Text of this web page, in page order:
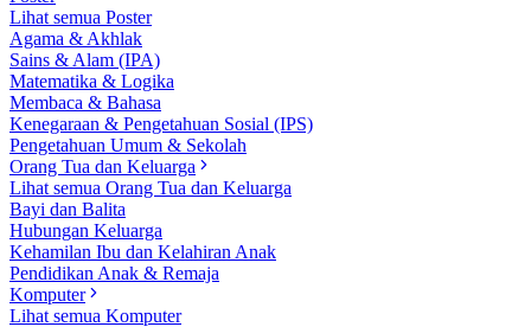
Lihat semua Poster
Agama & Akhlak
Sains & Alam (IPA)
Matematika & Logika
Membaca & Bahasa
Kenegaraan & Pengetahuan Sosial (IPS)
Pengetahuan Umum & Sekolah
Orang Tua dan Keluarga
Lihat semua Orang Tua dan Keluarga
Bayi dan Balita
Hubungan Keluarga
Kehamilan Ibu dan Kelahiran Anak
Pendidikan Anak & Remaja
Komputer
Lihat semua Komputer